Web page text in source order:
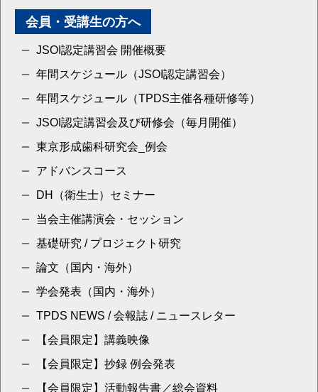
会員・受講生の方へ
JSOI認定講習会 開催概要
年間スケジュール（JSOI認定講習会）
年間スケジュール（TPDS主催各種研修等）
JSOI認定講習会及び研修会（毎月開催）
東京形成歯科研究会_例会
アドバンスコース
DH（衛生士）セミナー
当会主催講演会・セッション
基礎研究 / プロジェクト研究
論文（国内・海外）
学会発表（国内・海外）
TPDS NEWS / 会報誌 / ニュースレター
【会員限定】講義映像
【会員限定】抄録 例会発表
【会員限定】活動報告書／総会資料